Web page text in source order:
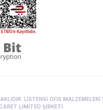
LİSTENSİ OFİS MALZEMELERİ
LİMİTED ŞİRKETİ